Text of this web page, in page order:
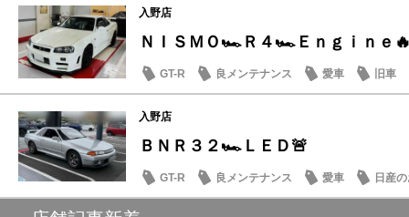
入野店
ＮＩＳＭＯ🏎️Ｒ４🏎️Ｅｎｇｉｎｅ
GT-R 良メンテナンス 愛車 旧車
入野店
ＢＮＲ３２🏎️ＬＥＤ🚨
GT-R 良メンテナンス 愛車 日産